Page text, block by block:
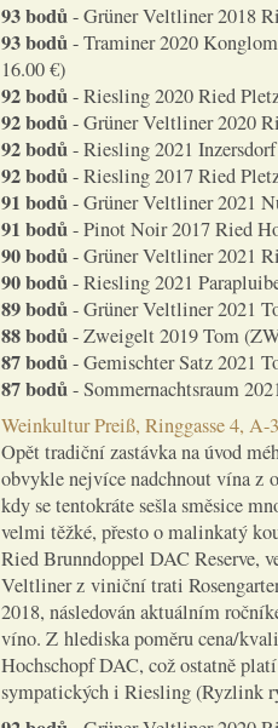
93 bodů- Grüner Veltliner 2018
93 bodů- Traminer 2020
16.00 €)
92 bodů- Riesling 2020 Ried
92 bodů- Grüner Veltliner 2020
92 bodů- Riesling 2021
92 bodů- Riesling 2017 Ried
91 bodů- Grüner Veltliner 2021
91 bodů- Pinot Noir 2017 Ried
90 bodů- Grüner Veltliner 2021
90 bodů- Riesling 2021
89 bodů- Grüner Veltliner 2021
88 bodů- Zweigelt 2019 Tom
87 bodů- Gemischter Satz 2021
87 bodů- Sommernachtsraum
Weinkultur Preiß, Ringgasse 4, A-
Opět tradiční zastávka na úvod
obvykle nejvíce nadchnout vína z
kdy se tentokráte sešla směsice
velmi těžké, přesto o malinkatý
Ried Brunndoppel DAC Reserve,
Veltliner z viniční trati
2018, následován aktuálním
víno. Z hlediska poměru cena/
Hochschopf DAC, což ostatně
sympatických i Riesling (Ryzlink